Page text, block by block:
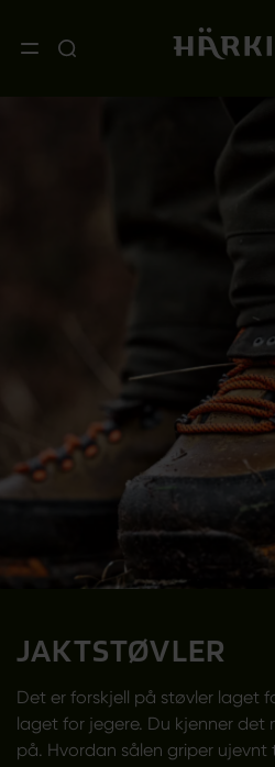
JAKTSTØVLER
Det er forskjell på støvler laget
laget for jegere. Du kjenner
på. Hvordan sålen griper ujevnt